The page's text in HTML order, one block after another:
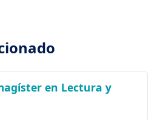
en Lectura y